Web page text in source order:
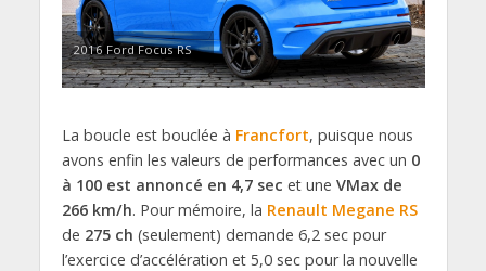
2016 Ford Focus RS
La boucle est bouclée à Francfort, puisque nous
avons enfin les valeurs de performances avec un 0
à 100 est annoncé en 4,7 sec et une VMax de
266 km/h. Pour mémoire, la Renault Megane RS
de 275 ch (seulement) demande 6,2 sec pour
l’exercice d’accélération et 5,0 sec pour la nouvelle